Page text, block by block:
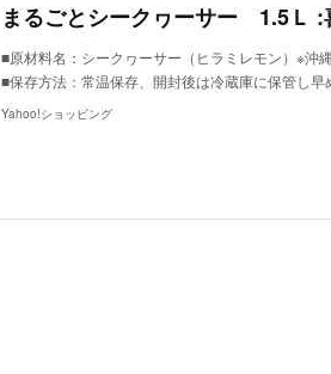
■原材料名：シークヮーサー（ヒラミレモン）※沖
■保存方法：常温保存、開封後は冷蔵庫に保管し
Yahoo!ショッピング